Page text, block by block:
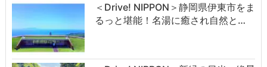
＜Drive! NIPPON＞静岡県伊東市をま
るっと堪能！名湯に癒され自然と…